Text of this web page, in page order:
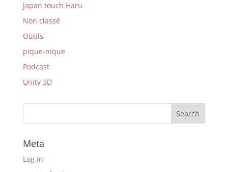
Japan touch Haru
Non classé
Outils
pique-nique
Podcast
Unity 3D
Meta
Log in